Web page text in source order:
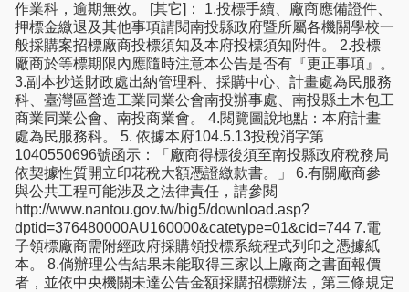
作業科，逾期無效。 [其它]： 1.投標手續、廠商應備證件、
押標金繳退及其他事項請閱南投縣政府暨所屬各機關學校一
般採購案招標廠商投標須知及本府投標須知附件。 2.投標
廠商於等標期限內應隨時注意本公告是否有『更正事項』。
3.副本抄送財政處出納管理科、採購中心、計畫處為民服務
科、臺灣區營造工業同業公會南投辦事處、南投縣土木包工
商業同業公會、南投商業會。 4.閱覽圖說地點：本府計畫
處為民服務科。 5. 依據本府104.5.13投稅消字第
1040550696號函示：「廠商得標後須至南投縣政府稅務局
依契據性質開立印花稅大額憑證繳款書。」 6.有關廠商參
與公共工程可能涉及之法律責任，請參閱
http://www.nantou.gov.tw/big5/download.asp?
dptid=376480000AU160000&catetype=01&cid=744 7.電
子領標廠商需附經政府採購領投標系統程式列印之憑據紙
本。 8.倘辦理公告結果未能取得三家以上廠商之書面報價
者，並依中央機關未達公告金額採購招標辦法，第三條規定